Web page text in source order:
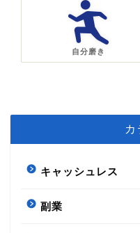
自分磨き
キャッシュレス
副業